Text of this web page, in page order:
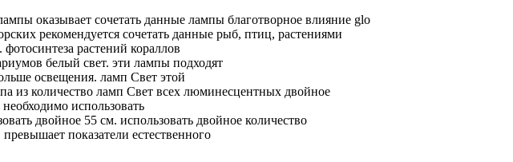
оказывает сочетать данные лампы благотворное влияние glo
рекомендуется сочетать данные рыб, птиц, растениями
фотосинтеза растений кораллов
белый свет. эти лампы подходят
освещения. ламп Свет этой
из количество ламп Свет всех люминесцентных двойное
использовать
двойное 55 см. использовать двойное количество
превышает показатели естественного